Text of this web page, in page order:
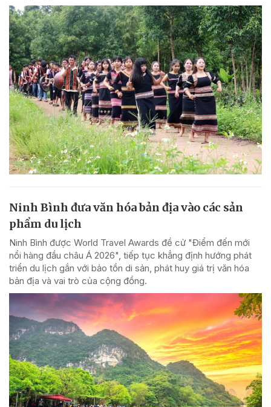
Ninh Bình đưa văn hóa bản địa vào các sản
phẩm du lịch
Ninh Bình được World Travel Awards đề cử "Điểm đến mới
nổi hàng đầu châu Á 2026", tiếp tục khẳng định hướng phát
triển du lịch gắn với bảo tồn di sản, phát huy giá trị văn hóa
bản địa và vai trò của cộng đồng.